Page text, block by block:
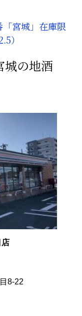
宮城」在庫限
）
城の地酒
店
8-22